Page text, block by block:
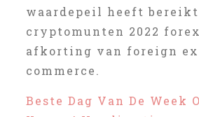
waardepeil heeft
cryptomunten 2022
afkorting van foreign
commerce.
Beste Dag Van De Week